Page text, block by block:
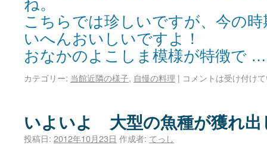
ね。
こちらでは珍しいですが、今の
いへんおいしいですよ！
おなかのよこしま模様が特徴で
カテゴリー: 当館近隣の様子, 自慢の料理 | コメントは受け付け
いよいよ 大型の魚種が獲れ出
投稿日: 2012年10月23日 作成者: てっし